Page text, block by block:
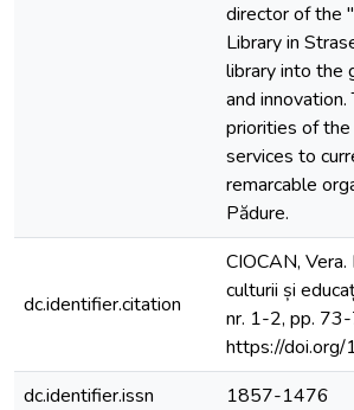
director of the
Library in
library into the
and
priorities of
services to
remarcable
Pădure.
dc.identifier.citation
CIOCAN,
culturii și
nr. 1-2, pp.
https://
dc.identifier.issn
1857-1476